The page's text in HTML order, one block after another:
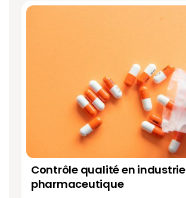
Contrôle qualité en industrie
pharmaceutique